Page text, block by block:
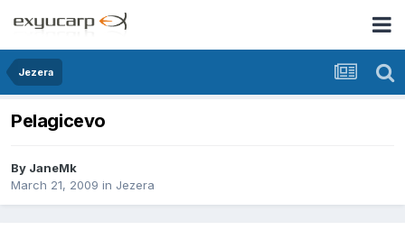
Jezera
Pelagicevo
By JaneMk
March 21, 2009 in Jezera